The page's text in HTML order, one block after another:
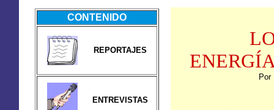
CONTENIDO
REPORTAJES
ENTREVISTAS
Por